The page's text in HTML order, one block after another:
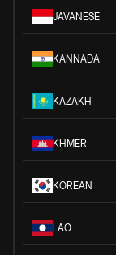
JAVANESE
KANNADA
KAZAKH
KHMER
KOREAN
LAO